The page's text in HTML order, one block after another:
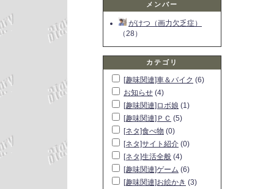
メンバー
がけつ（画力欠乏症）
（28）
カテゴリ
[趣味関連]車＆バイク (6)
お知らせ (4)
[趣味関連]ロボ娘 (1)
[趣味関連]ＰＣ (5)
[ネタ]食べ物 (0)
[ネタ]サイト紹介 (0)
[ネタ]生活全般 (4)
[趣味関連]ゲーム (6)
[趣味関連]お絵かき (3)